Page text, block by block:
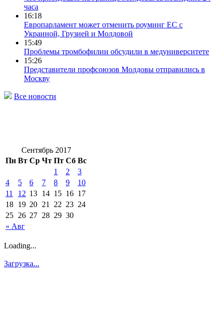
часа
16:18
Европарламент может отменить роуминг ЕС с
Украиной, Грузией и Молдовой
15:49
Проблемы тромбофилии обсудили в медуниверситете
15:26
Представители профсоюзов Молдовы отправились в
Москву
Все новости
Сентябрь 2017
Пн Вт Ср Чт Пт Сб Вс
« Авг
1 2
3
4
5 6 7 8 9
10
11
12 13 14 15 16 17
18 19 20 21 22 23 24
25 26 27 28 29 30
Loading...
Загрузка...